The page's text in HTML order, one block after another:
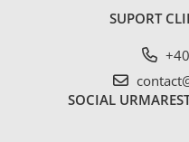
SUPORT
SOCIAL